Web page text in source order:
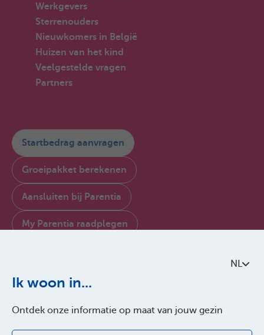
NL
Ik woon in...
Ontdek onze informatie op maat van jouw gezin
Werkgevers
Sterrenouders
Nieuwkomers in België
Huizen van het kind
Veelgestelde vragen
Partners
Startbedrag aanvragen
Groeipakket berekenen
Aansluiten bij Parentia
My Parentia raadplegen
Over Parentia
Toegankelijkheid